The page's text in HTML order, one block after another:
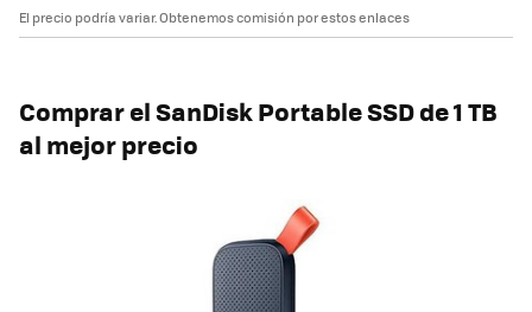
El precio podría variar. Obtenemos comisión por estos enlaces
Comprar el SanDisk Portable SSD de 1 TB
al mejor precio